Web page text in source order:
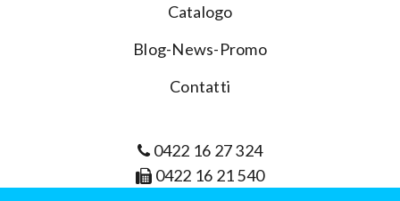
Catalogo
Blog-News-Promo
Contatti
0422 16 27 324
0422 16 21 540